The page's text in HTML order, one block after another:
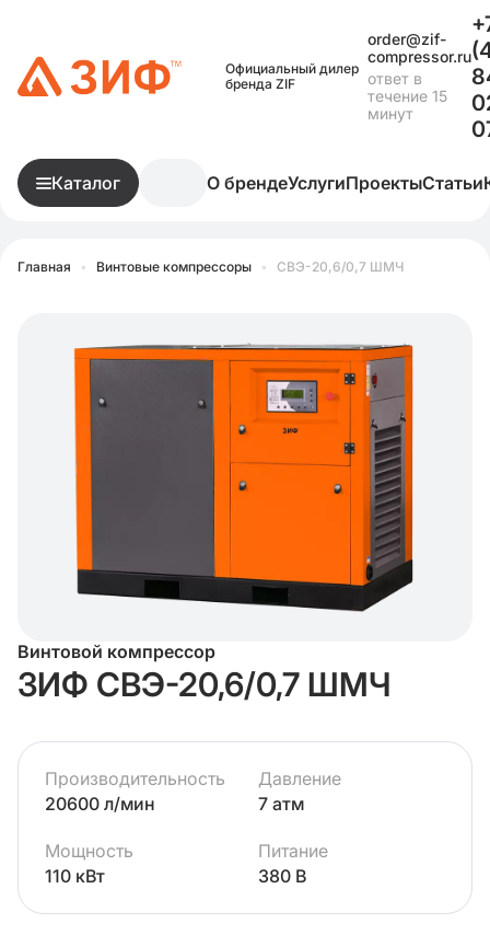
Официальный дилер
бренда ZIF
order@zif-
compressor.ru
ответ в
течение 15
минут
Каталог О брендеУслугиПроектыСтатьи
Главная • Винтовые компрессоры • СВЭ-20,6/0,7 ШМЧ
Винтовой компрессор
ЗИФ СВЭ-20,6/0,7 ШМЧ
Производительность
20600 л/мин
Давление
7 атм
Мощность
110 кВт
Питание
380 В